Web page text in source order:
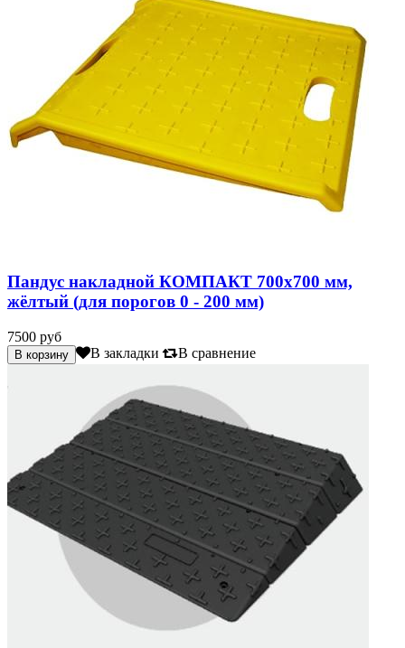
Пандус накладной КОМПАКТ 700х700 мм,
жёлтый (для порогов 0 - 200 мм)
7500 руб
В закладки В сравнение